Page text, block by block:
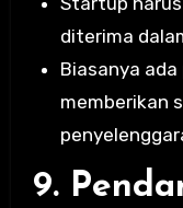
diterima
Biasanya
memberikan
9.